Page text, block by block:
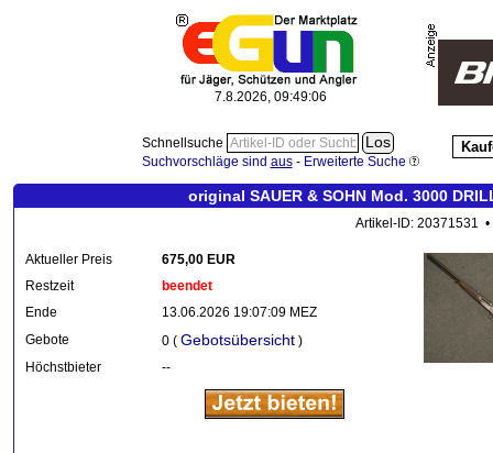
7.8.2026, 09:49:06
Schnellsuche
Suchvorschläge sind aus- Erweiterte Suche
original SAUER & SOHN Mod. 3000
Artikel-ID: 20371531
Aktueller Preis
675,00 EUR
Restzeit
beendet
Ende
13.06.2026 19:07:09 MEZ
Gebote
0 ( Gebotsübersicht )
Höchstbieter
--